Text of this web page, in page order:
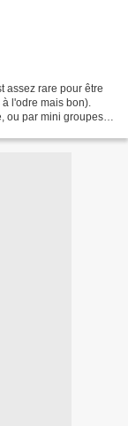
assez rare pour être
l'odre mais bon).
ou par mini groupes